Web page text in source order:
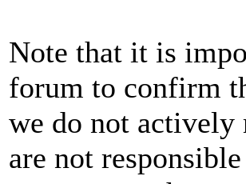
Note that it is
forum to confirm
we do not actively
are not